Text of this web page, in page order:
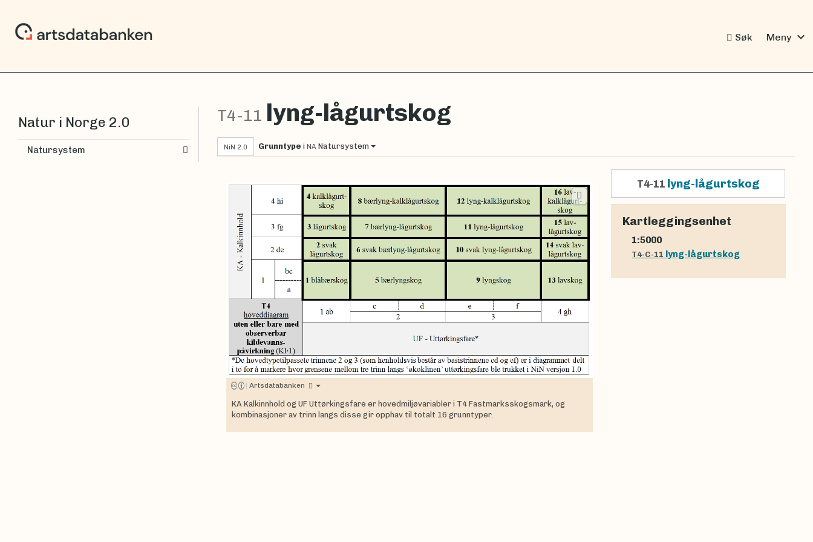
Søk Meny expand_more
T4-11 lyng-lågurtskog
NiN 2.0 Grunntype i NA Natursystem
| Artsdatabanken
KA Kalkinnhold og UF Uttørkingsfare er hovedmiljøvariabler i T4 Fastmarksskogsmark, og
kombinasjoner av trinn langs disse gir opphav til totalt 16 grunntyper.
T4-11 lyng-lågurtskog
Kartleggingsenhet
1:5000
T4-C-11 lyng-lågurtskog
Natur i Norge 2.0
Natursystem